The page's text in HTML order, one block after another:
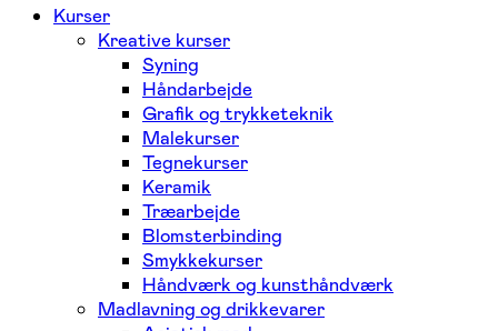
Kurser
Kreative kurser
Syning
Håndarbejde
Grafik og trykketeknik
Malekurser
Tegnekurser
Keramik
Træarbejde
Blomsterbinding
Smykkekurser
Håndværk og kunsthåndværk
Madlavning og drikkevarer